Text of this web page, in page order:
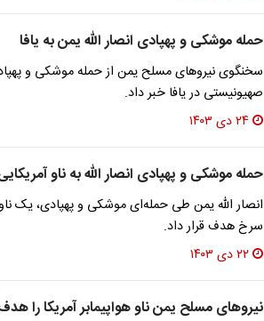
حمله موشکی و پهپادی انصار الله یمن به یافا
سخنگوی نیروهای مسلح یمن از حمله موشکی و
صهیونیستی در یافا خبر داد.
۲۴ دی ۱۴۰۳
حمله موشکی و پهپادی انصار الله به ناو
انصار الله یمن طی حمله‌ای موشکی و پهپادی، یک ناو
سرخ هدف قرار داد.
۲۲ دی ۱۴۰۳
نیروهای مسلح یمن ناو هواپیمابر آمریکا را